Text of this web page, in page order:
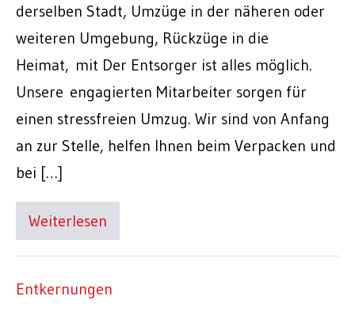
derselben Stadt, Umzüge in der näheren oder
weiteren Umgebung, Rückzüge in die
Heimat, mit Der Entsorger ist alles möglich.
Unsere engagierten Mitarbeiter sorgen für
einen stressfreien Umzug. Wir sind von Anfang
an zur Stelle, helfen Ihnen beim Verpacken und
bei […]
Weiterlesen
Entkernungen